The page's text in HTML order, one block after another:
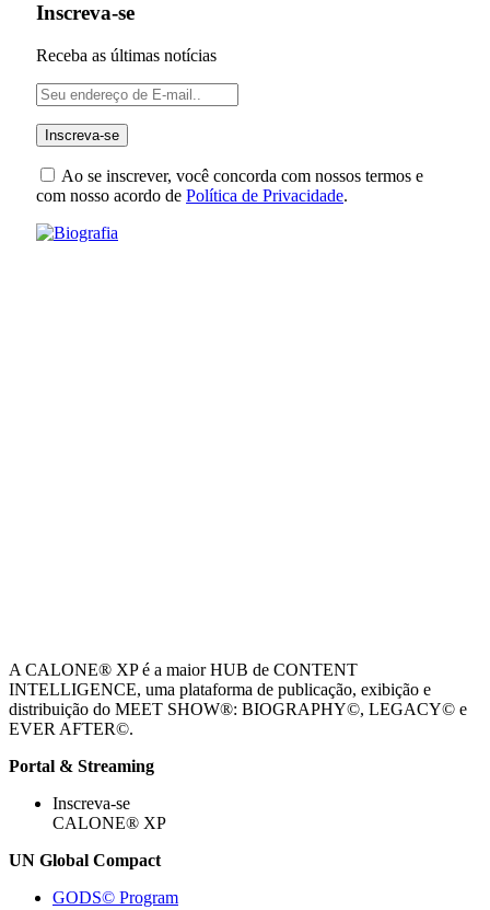
Inscreva-se
Receba as últimas notícias
Ao se inscrever, você concorda com nossos termos e
com nosso acordo de Política de Privacidade.
A CALONE® XP é a maior HUB de CONTENT
INTELLIGENCE, uma plataforma de publicação, exibição e
distribuição do MEET SHOW®: BIOGRAPHY©, LEGACY© e
EVER AFTER©.
Portal & Streaming
Inscreva-se
CALONE® XP
UN Global Compact
GODS© Program